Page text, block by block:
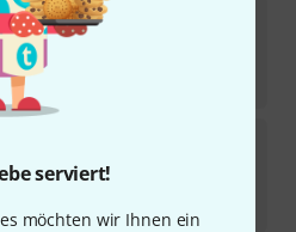
serviert!
möchten wir Ihnen ein
MKII Handheld
13
140